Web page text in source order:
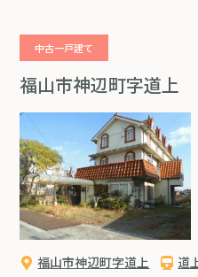
中古一戸建て
福山市神辺町字道上
福山市神辺町字道上
道